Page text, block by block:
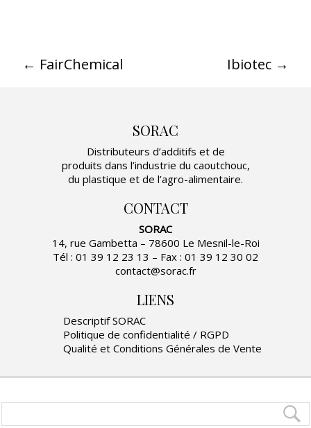
← FairChemical Ibiotec →
SORAC
Distributeurs d’additifs et de
produits dans l’industrie du caoutchouc,
du plastique et de l’agro-alimentaire.
CONTACT
SORAC
14, rue Gambetta – 78600 Le Mesnil-le-Roi
Tél : 01 39 12 23 13 – Fax : 01 39 12 30 02
contact@sorac.fr
LIENS
Descriptif SORAC
Politique de confidentialité / RGPD
Qualité et Conditions Générales de Vente